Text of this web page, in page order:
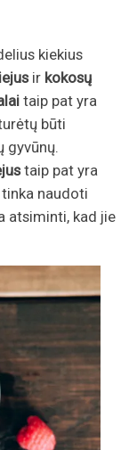
kiekius
ir kokosų
taip pat yra
būti
gyvūnų.
taip pat yra
naudoti
atsiminti, kad jie